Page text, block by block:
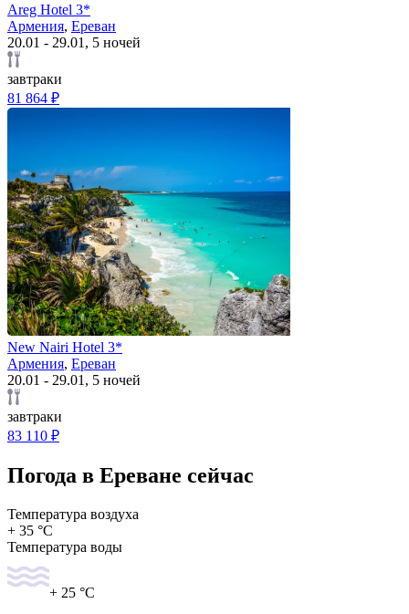
Areg Hotel 3*
Армения, Ереван
20.01 - 29.01, 5 ночей
завтраки
81 864 ₽
New Nairi Hotel 3*
Армения, Ереван
20.01 - 29.01, 5 ночей
завтраки
83 110 ₽
Погода в Ереване сейчас
Температура воздуха
+ 35 °C
Температура воды
+ 25 °C